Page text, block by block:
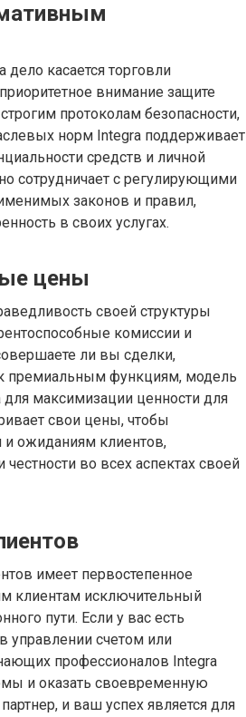
дело касается торговли
внимание защите
протоколам безопасности,
норм Integra поддерживает
средств и личной
сотрудничает с регулирующими
законов и правил,
в своих услугах.
цены
своей структуры
комиссии и
ли вы сделки,
премиальным функциям, модель
для максимизации ценности для
свои цены, чтобы
и ожиданиям клиентов,
во всех аспектах своей
имеет первостепенное
клиентам исключительный
пути. Если у вас есть
управлении счетом или
профессионалов Integra
и оказать своевременную
и ваш успех является для